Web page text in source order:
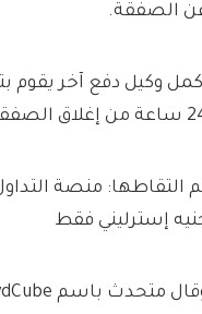
الصفقة.
وكيل دفع آخر يقوم
إغلاق الصفقة.
إسترليني فقط